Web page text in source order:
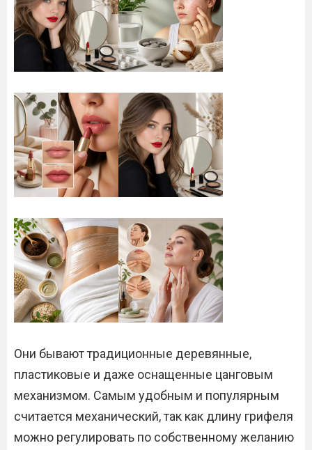
Они бывают традиционные деревянные,
пластиковые и даже оснащенные цанговым
механизмом. Самым удобным и популярным
считается механический, так как длину грифеля
можно регулировать по собственному желанию